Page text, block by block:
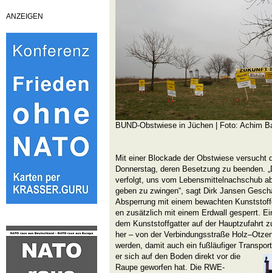
ANZEIGEN
BUND-Obstwiese in Jüchen | Foto: Achim
Mit einer Blockade der Obstwiese versucht
Donnerstag, deren Besetzung zu beenden.
verfolgt, uns vom Lebensmittelnachschub
geben zu zwingen“, sagt Dirk Jansen
Absperrung mit einem bewachten
en zusätzlich mit einem Erdwall gesperrt.
dem Kunststoffgatter auf der Hauptzufahrt
her – von der Verbindungsstraße
werden, damit auch ein fußläufiger
er sich auf den Boden direkt vor die
Raupe geworfen hat. Die RWE-